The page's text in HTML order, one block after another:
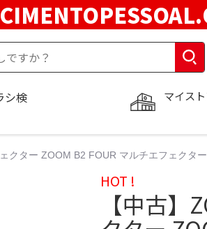
マイス
シ検
クター ZOOM B2 FOUR マルチエフェクタ
HOT !
【中古】